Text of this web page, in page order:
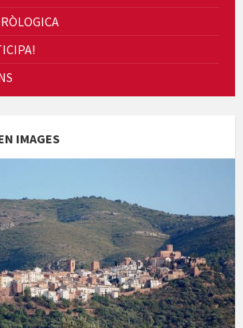
&quot;La mare&quot;, d'Emma Zafon
IMAGES